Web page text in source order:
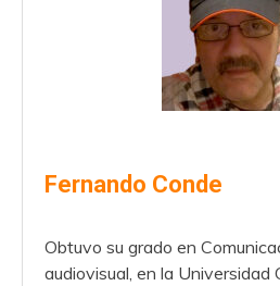
Fernando Conde
Obtuvo su grado en
audiovisual, en la Universidad